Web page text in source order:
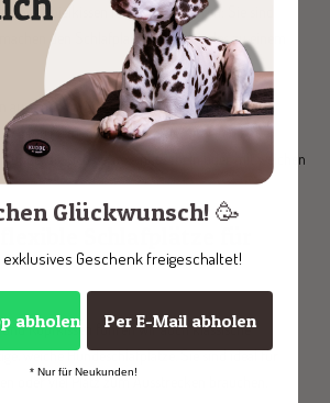
Spielkissen für Zwischendurch: Sie sind
den Schlafplatz deines Hundes zu einem
aus hochwertigen, allergikerfreundlichen
genug, um auch kleine Spieleinheiten zu
die sich gerne einkuscheln oder mit weichen
Schlafplätze für
Kopfkissen führen wir auch klassische
weiche Hundeschlafplätze. Sie sind ideal für
oder viel Platz zum Ausstrecken brauchen.
Glückwunsch! 🥳
exklusives Geschenk freigeschaltet!
abholen Per E-Mail abholen
* Nur für Neukunden!